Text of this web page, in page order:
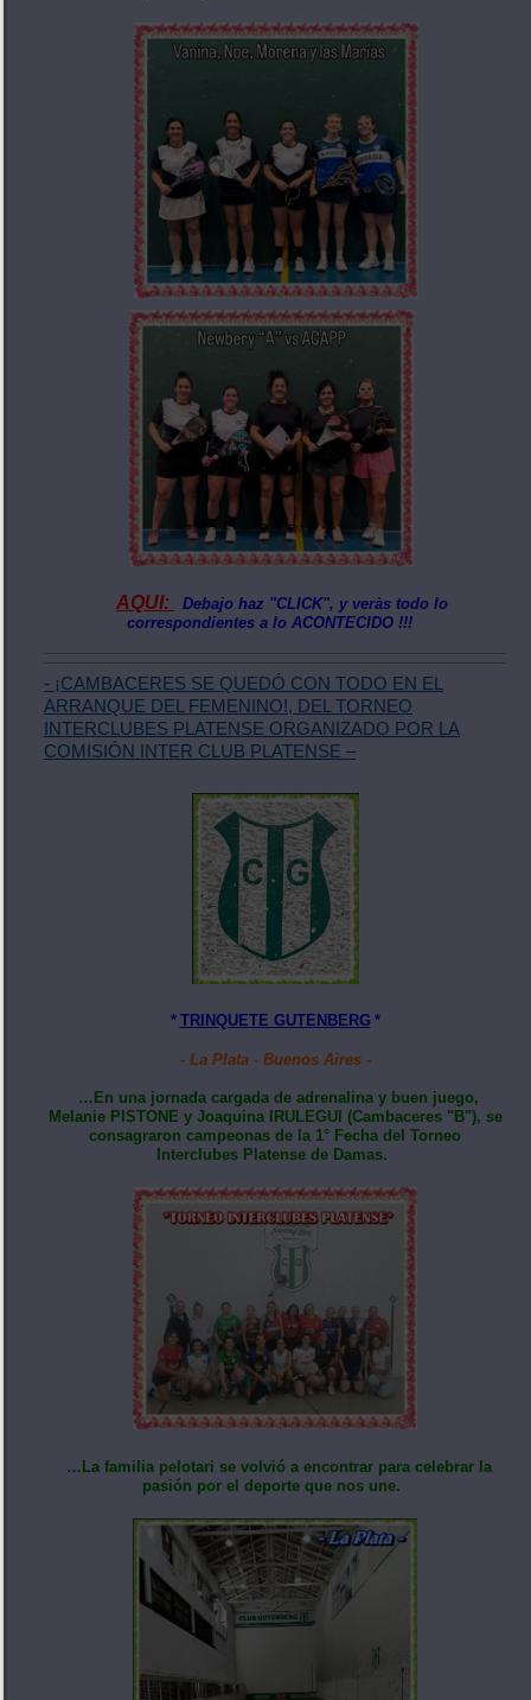
AQUI:
Debajo haz "CLICK", y veràs todo lo
correspondientes a lo ACONTECIDO !!!
- ¡CAMBACERES SE QUEDÓ CON TODO EN EL
ARRANQUE DEL FEMENINO!, DEL TORNEO
INTERCLUBES PLATENSE ORGANIZADO POR LA
COMISIÓN INTER CLUB PLATENSE –
* TRINQUETE GUTENBERG *
- La Plata - Buenos Aires -
…En una jornada cargada de adrenalina y buen juego,
Melanie PISTONE y Joaquina IRULEGUI (Cambaceres "B"), se
consagraron campeonas de la 1° Fecha del Torneo
Interclubes Platense de Damas.
…La familia pelotari se volvió a encontrar para celebrar la
pasión por el deporte que nos une.